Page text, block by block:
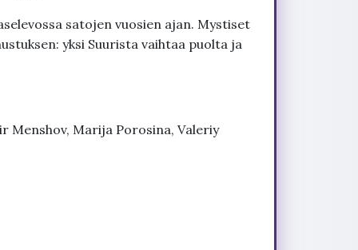
satojen vuosien ajan. Mystiset
yksi Suurista vaihtaa puolta ja
Menshov, Marija Porosina, Valeriy